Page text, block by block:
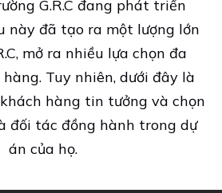
G.R.C đang phát triển
này đã tạo ra một lượng lớn
mở ra nhiều lựa chọn đa
Tuy nhiên, dưới đây là
hàng tin tưởng và chọn
đối tác đồng hành trong dự
án của họ.